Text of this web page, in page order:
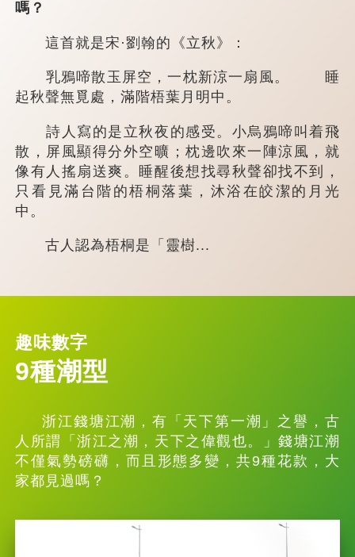
嗎？
這首就是宋·劉翰的《立秋》：
乳鴉啼散玉屏空，一枕新涼一扇風。 睡
起秋聲無覓處，滿階梧葉月明中。
詩人寫的是立秋夜的感受。小烏鴉啼叫着飛
散，屏風顯得分外空曠；枕邊吹來一陣涼風，就
像有人搖扇送爽。睡醒後想找尋秋聲卻找不到，
只看見滿台階的梧桐落葉，沐浴在皎潔的月光
中。
古人認為梧桐是「靈樹...
趣味數字
9種潮型
浙江錢塘江潮，有「天下第一潮」之譽，古
人所謂「浙江之潮，天下之偉觀也。」錢塘江潮
不僅氣勢磅礴，而且形態多變，共9種花款，大
家都見過嗎？